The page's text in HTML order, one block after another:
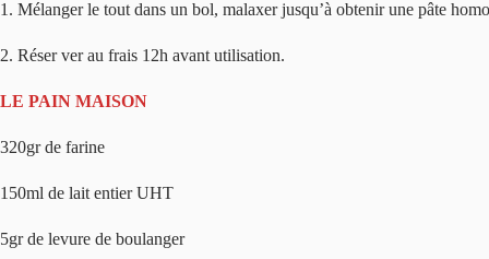
1. Mélanger le tout dans un bol, malaxer jusqu’à obtenir une pâte
2. Réser ver au frais 12h avant utilisation.
LE PAIN MAISON
320gr de farine
150ml de lait entier UHT
5gr de levure de boulanger